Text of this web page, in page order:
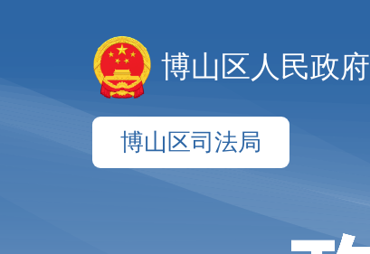
博山区人民政府
博山区司法局